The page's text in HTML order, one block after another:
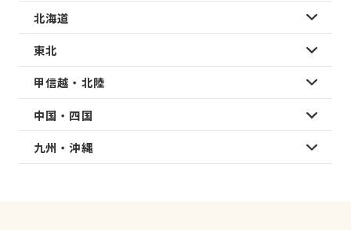
北海道
東北
甲信越・北陸
中国・四国
九州・沖縄